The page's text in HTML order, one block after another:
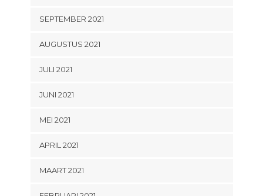
SEPTEMBER 2021
AUGUSTUS 2021
JULI 2021
JUNI 2021
MEI 2021
APRIL 2021
MAART 2021